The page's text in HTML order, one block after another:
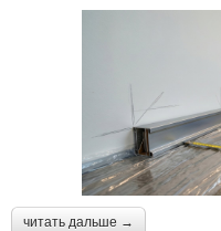
читать дальше →